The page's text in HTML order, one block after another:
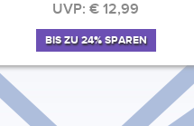
UVP: € 12,99
BIS ZU 24% SPAREN